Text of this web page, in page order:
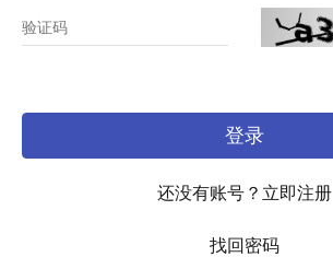
验证码
登录
还没有账号？立即注册
找回密码